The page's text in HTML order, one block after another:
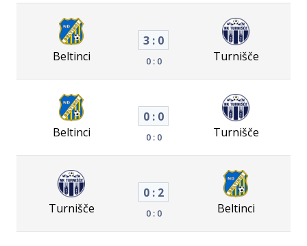
Beltinci
3 : 0
0 : 0 Turnišče
Beltinci
0 : 0
0 : 0 Turnišče
Turnišče
0 : 2
0 : 0 Beltinci